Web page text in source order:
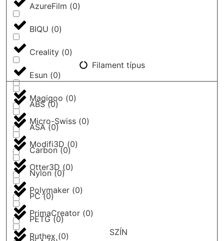
AzureFilm (0)
BIQU (0)
Creality (0)
Esun (0)
Magigoo (0)
Micro-Swiss (0)
Modifi3D (0)
Otter3D (0)
Polymaker (0)
PrimaCreator (0)
Ruthex (0)
Filament típus
ABS (0)
ASA (0)
Carbon (0)
Nylon (0)
PC (0)
PETG (0)
SZÍN